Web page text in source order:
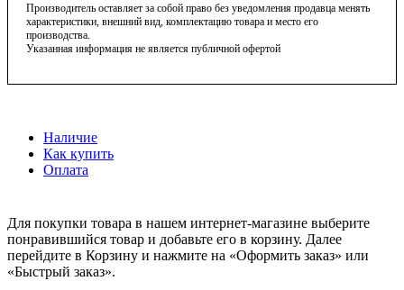
Производитель оставляет за собой право без уведомления продавца менять
характеристики, внешний вид, комплектацию товара и место его
производства.
Указанная информация не является публичной офертой
Наличие
Как купить
Оплата
Для покупки товара в нашем интернет-магазине выберите
понравившийся товар и добавьте его в корзину. Далее
перейдите в Корзину и нажмите на «Оформить заказ» или
«Быстрый заказ».